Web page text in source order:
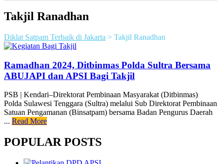
Takjil Ranadhan
Diklat Satpam Terbaik di Jakarta > Takjil Ranadhan
Ramadhan 2024, Ditbinmas Polda Sultra Bersama
ABUJAPI dan APSI Bagi Takjil
PSB | Kendari–Direktorat Pembinaan Masyarakat (Ditbinmas)
Polda Sulawesi Tenggara (Sultra) melalui Sub Direktorat Pembinaan
Satuan Pengamanan (Binsatpam) bersama Badan Pengurus Daerah
... Read More
POPULAR POSTS